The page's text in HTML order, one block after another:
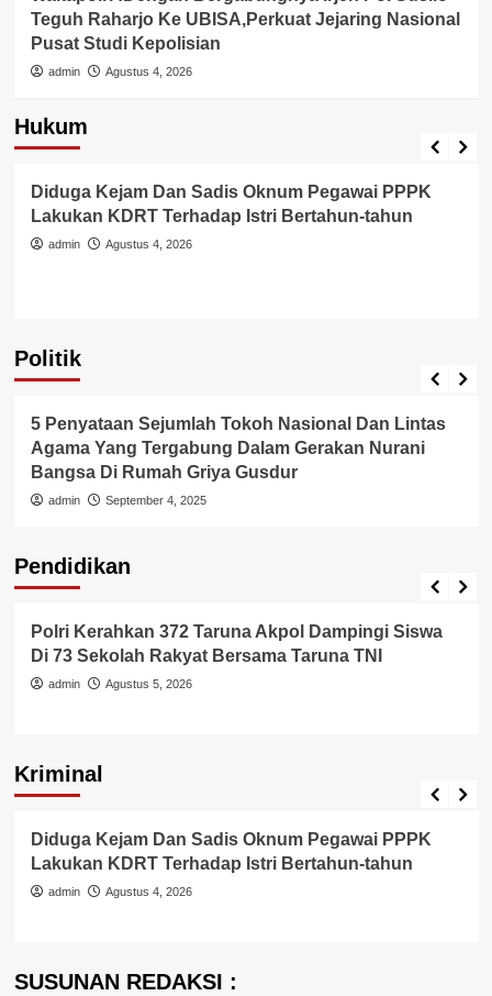
Teguh Raharjo Ke UBISA,Perkuat Jejaring Nasional
Pusat Studi Kepolisian
admin Agustus 4, 2026
Hukum
Berita Polisi
Diduga Kejam Dan Sadis Oknum Pegawai PPPK
Lakukan KDRT Terhadap Istri Bertahun-tahun
admin Agustus 4, 2026
Politik
Politik
5 Penyataan Sejumlah Tokoh Nasional Dan Lintas
Agama Yang Tergabung Dalam Gerakan Nurani
Bangsa Di Rumah Griya Gusdur
admin September 4, 2025
Pendidikan
Pendidikan
Polri Kerahkan 372 Taruna Akpol Dampingi Siswa
Di 73 Sekolah Rakyat Bersama Taruna TNI
admin Agustus 5, 2026
Kriminal
Berita Polisi
Diduga Kejam Dan Sadis Oknum Pegawai PPPK
Lakukan KDRT Terhadap Istri Bertahun-tahun
admin Agustus 4, 2026
SUSUNAN REDAKSI :